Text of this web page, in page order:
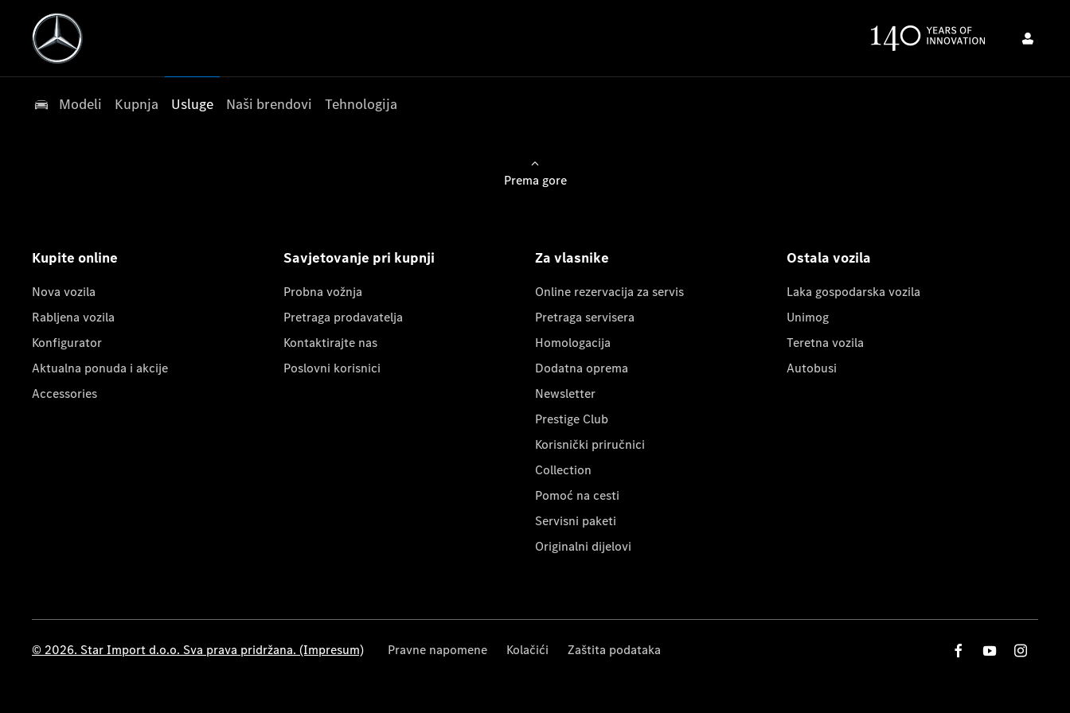
Modeli Kupnja Usluge Naši brendovi Tehnologija
Prema gore
Kupite online
Nova vozila
Rabljena vozila
Konfigurator
Aktualna ponuda i akcije
Accessories
Savjetovanje pri kupnji
Probna vožnja
Pretraga prodavatelja
Kontaktirajte nas
Poslovni korisnici
Za vlasnike
Online rezervacija za servis
Pretraga servisera
Homologacija
Dodatna oprema
Newsletter
Prestige Club
Korisnički priručnici
Collection
Pomoć na cesti
Servisni paketi
Originalni dijelovi
Ostala vozila
Laka gospodarska vozila
Unimog
Teretna vozila
Autobusi
© 2026. Star Import d.o.o. Sva prava pridržana. (Impresum) Pravne napomene Kolačići Zaštita podataka